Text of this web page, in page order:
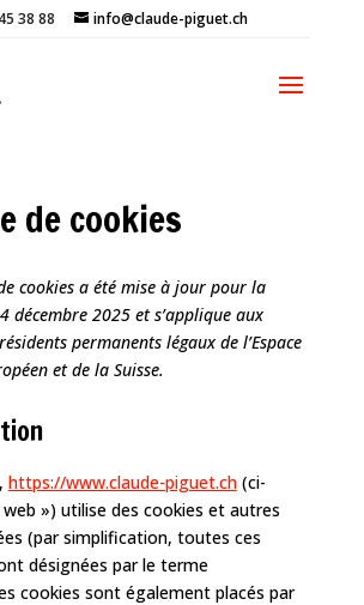
38 88 info@claude-piguet.ch
de cookies
cookies a été mise à jour pour la
décembre 2025 et s’applique aux
permanents légaux de l’Espace
et de la Suisse.
https://www.claude-piguet.ch(ci-
») utilise des cookies et autres
(par simplification, toutes ces
désignées par le terme
cookies sont également placés par